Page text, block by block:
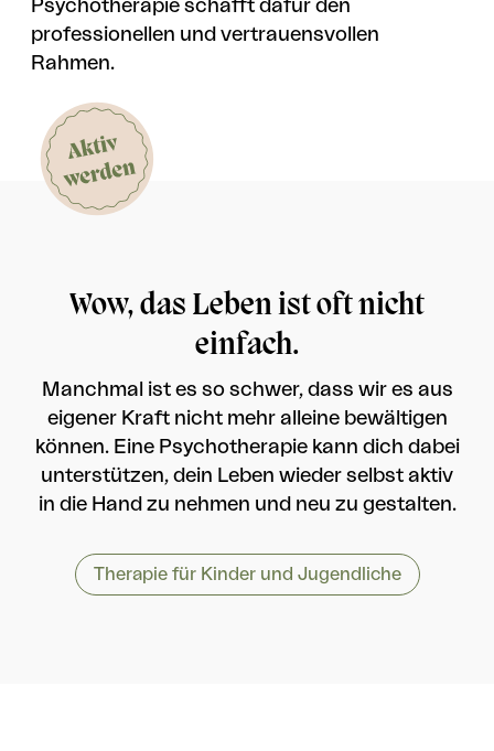
Psychotherapie schafft dafür den
professionellen und vertrauensvollen
Rahmen.
Wow, das Leben ist oft nicht
einfach.
Manchmal ist es so schwer, dass wir es aus
eigener Kraft nicht mehr alleine bewältigen
können. Eine Psychotherapie kann dich dabei
unterstützen, dein Leben wieder selbst aktiv
in die Hand zu nehmen und neu zu gestalten.
Therapie für Kinder und Jugendliche